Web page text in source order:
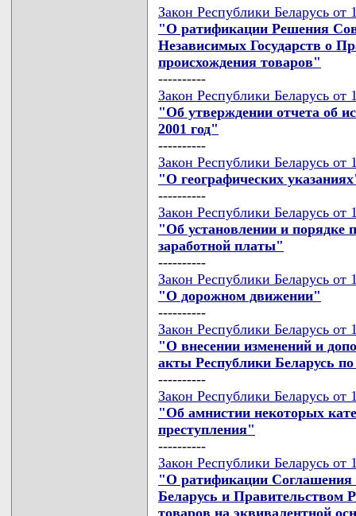
Закон Республики Беларусь
"О ратификации Решения
Независимых Государств о
происхождения товаров"
----------
Закон Республики Беларусь
"Об утверждении отчета об
2001 год"
----------
Закон Республики Беларусь
"О географических
----------
Закон Республики Беларусь
"Об установлении и
заработной платы"
----------
Закон Республики Беларусь
"О дорожном движении"
----------
Закон Республики Беларусь
"О внесении изменений и
акты Республики Беларусь
----------
Закон Республики Беларусь
"Об амнистии некоторых
преступления"
----------
Закон Республики Беларусь
"О ратификации Соглашения
Беларусь и Правительством
товаров на эквивалентной